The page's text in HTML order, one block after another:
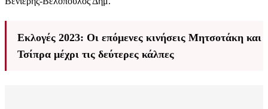
Εκλογές 2023: Οι επόμενες κινήσεις Μητσοτάκη και
Τσίπρα μέχρι τις δεύτερες κάλπες